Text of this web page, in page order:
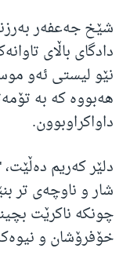
شێخ جەعفەر
دادگای باڵای
نێو لیستی ئەو
هەبووە کە بە
داواکراوبوون.
دلێر کەریم
شار و ناوچەی تر
چونکە ناکرێت
خۆفرۆشان و